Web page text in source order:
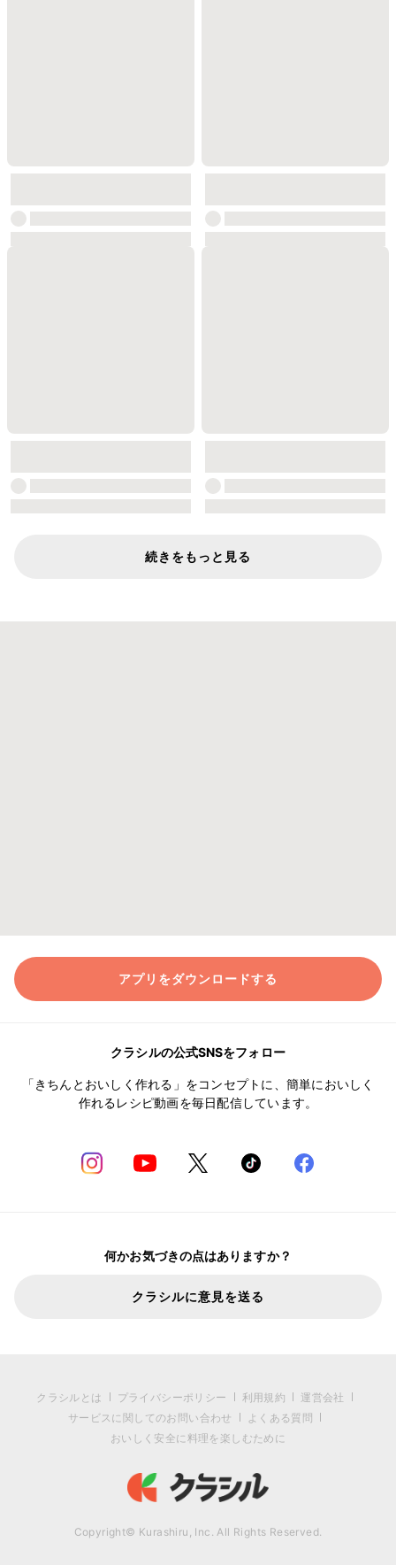
続きをもっと見る
アプリをダウンロードする
クラシルの公式SNSをフォロー
「きちんとおいしく作れる」をコンセプトに、簡単においしく
作れるレシピ動画を毎日配信しています。
何かお気づきの点はありますか？
クラシルに意見を送る
クラシルとは プライバシーポリシー 利用規約
運営会社
サービスに関してのお問い合わせ
よくある質問
おいしく安全に料理を楽しむために
Copyright© Kurashiru, Inc. All Rights Reserved.